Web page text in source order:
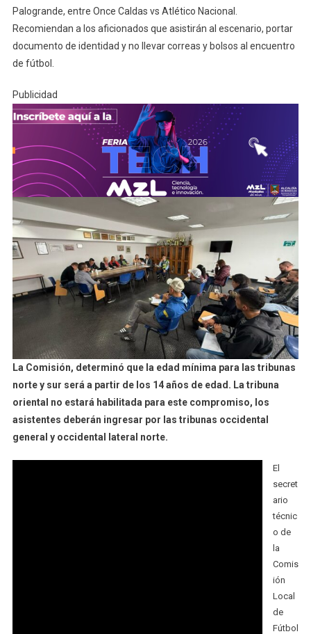
Palogrande, entre Once Caldas vs Atlético Nacional.
Recomiendan a los aficionados que asistirán al escenario, portar
documento de identidad y no llevar correas y bolsos al encuentro
de fútbol.
Publicidad
La Comisión, determinó que la edad mínima para las tribunas
norte y sur será a partir de los 14 años de edad. La tribuna
oriental no estará habilitada para este compromiso, los
asistentes deberán ingresar por las tribunas occidental
general y occidental lateral norte.
El
secret
ario
técnic
o de
la
Comis
ión
Local
de
Fútbol